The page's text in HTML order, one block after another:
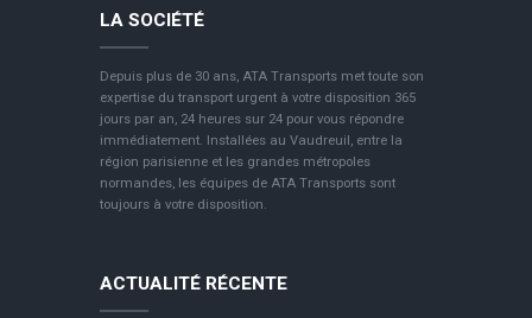
LA SOCIÉTÉ
Depuis plus de 30 ans, ATA Transports met toute son
expertise du transport urgent à votre disposition 365
jours par an, 24 heures sur 24 pour vous répondre
immédiatement. Installées au Vaudreuil, entre la
région parisienne et les grandes métropoles
normandes, les équipes de ATA Transports sont
toujours à votre disposition.
ACTUALITÉ RÉCENTE